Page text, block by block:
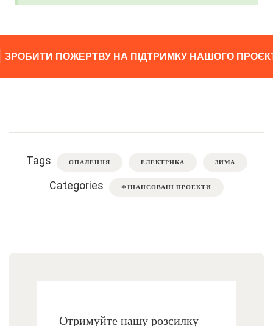
ЗРОБИТИ ПОЖЕРТВУ НА ПІДТРИМКУ НАШОГО
Tags ОПАЛЕННЯ ЕЛЕКТРИКА ЗИМА
Categories ФІНАНСОВАНІ ПРОЕКТИ
Отримуйте нашу розсилку